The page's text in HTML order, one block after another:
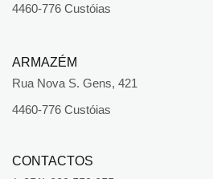
4460-776 Custóias
ARMAZÉM
Rua Nova S. Gens, 421
4460-776 Custóias
CONTACTOS